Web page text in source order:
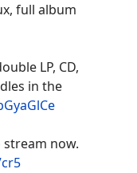
full album
LP, CD,
in the
stream now.